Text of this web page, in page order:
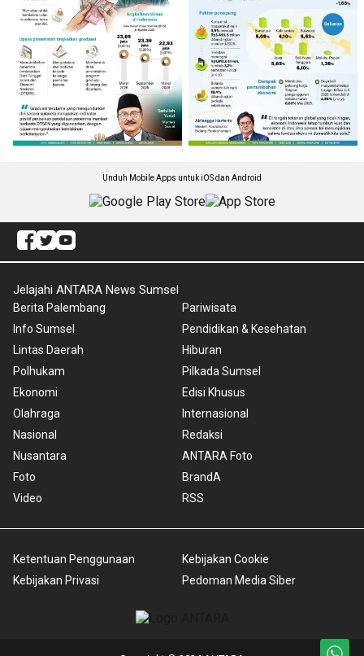
Unduh Mobile Apps untuk iOS dan Android
Jelajahi ANTARA News Sumsel
Berita Palembang
Info Sumsel
Lintas Daerah
Polhukam
Ekonomi
Olahraga
Nasional
Nusantara
Foto
Video
Pariwisata
Pendidikan & Kesehatan
Hiburan
Pilkada Sumsel
Edisi Khusus
Internasional
Redaksi
ANTARA Foto
BrandA
RSS
Ketentuan Penggunaan
Kebijakan Privasi
Kebijakan Cookie
Pedoman Media Siber